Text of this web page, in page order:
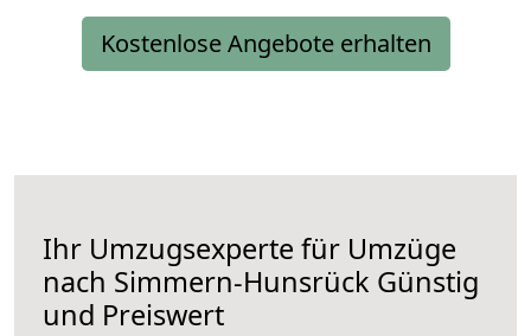
Kostenlose Angebote erhalten
Ihr Umzugsexperte für Umzüge
nach Simmern-Hunsrück Günstig
und Preiswert